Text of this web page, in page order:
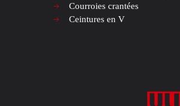
Courroies crantées
Ceintures en V